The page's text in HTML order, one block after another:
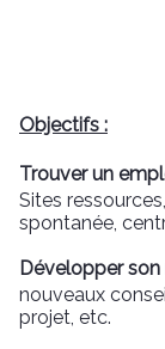
Objectifs :
Trouver un
Sites
spontanée,
Développer
nouveaux
projet, etc.